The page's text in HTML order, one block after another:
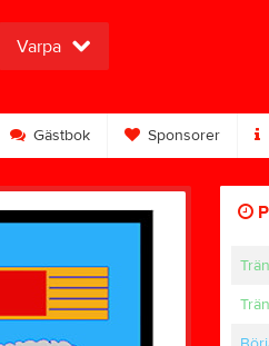
Varpa
Gästbok Sponsorer